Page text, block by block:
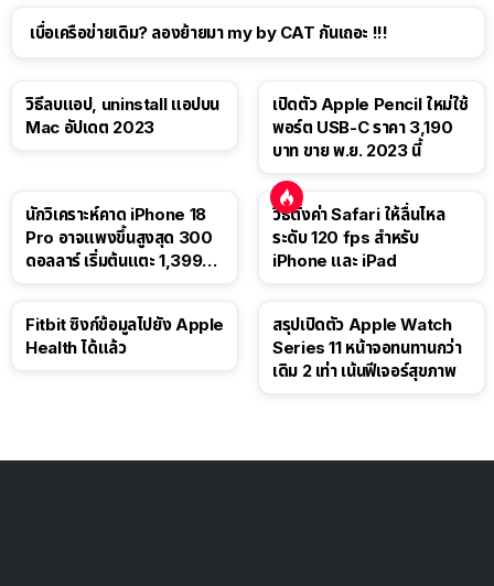
เบื่อเครือข่ายเดิม? ลองย้ายมา my by CAT กันเถอะ !!!
วิธีลบแอป, uninstall แอปบน
Mac อัปเดต 2023
เปิดตัว Apple Pencil ใหม่ใช้
พอร์ต USB-C ราคา 3,190
บาท ขาย พ.ย. 2023 นี้
นักวิเคราะห์คาด iPhone 18
Pro อาจแพงขึ้นสูงสุด 300
ดอลลาร์ เริ่มต้นแตะ 1,399
วิธีตั้งค่า Safari ให้ลื่นไหล
ระดับ 120 fps สำหรับ
iPhone และ iPad
Fitbit ซิงก์ข้อมูลไปยัง Apple
Health ได้แล้ว
สรุปเปิดตัว Apple Watch
Series 11 หน้าจอทนทานกว่า
เดิม 2 เท่า เน้นฟีเจอร์สุขภาพ